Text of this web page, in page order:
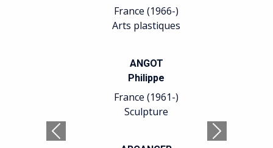
France (1966-)
Arts plastiques
ANGOT
Philippe
France (1961-)
Sculpture
Précédent Suivant